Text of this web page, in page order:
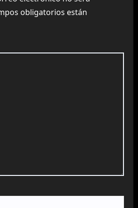
obligatorios están